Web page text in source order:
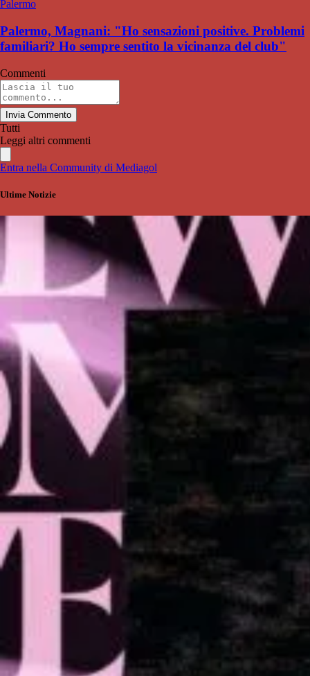
Palermo
Palermo, Magnani: "Ho sensazioni positive. Problemi
familiari? Ho sempre sentito la vicinanza del club"
Commenti
Invia Commento
Tutti
Leggi altri commenti
Entra nella Community di Mediagol
Ultime Notizie